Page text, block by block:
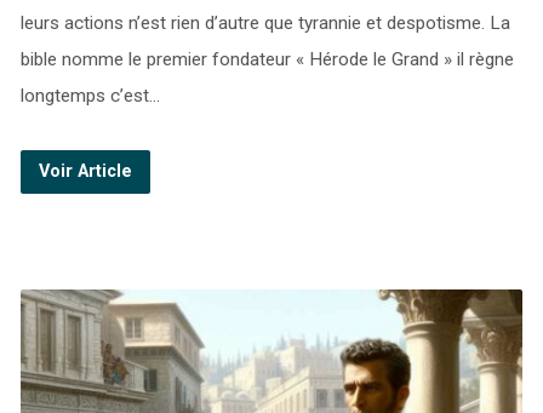
leurs actions n’est rien d’autre que tyrannie et despotisme. La
bible nomme le premier fondateur « Hérode le Grand » il règne
longtemps c’est…
Voir Article